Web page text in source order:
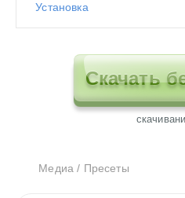
Установка
Скачать
Медиа / Пресеты